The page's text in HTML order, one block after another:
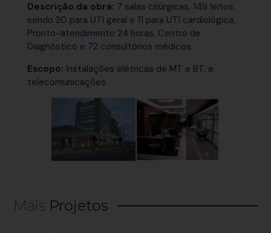
Descrição da obra: 7 salas cirúrgicas, 149 leitos,
sendo 20 para UTI geral e 11 para UTI cardiológica,
Pronto-atendimento 24 horas, Centro de
Diagnóstico e 72 consultórios médicos.
Escopo: Instalações elétricas de MT e BT, e
telecomunicações.
Mais Projetos